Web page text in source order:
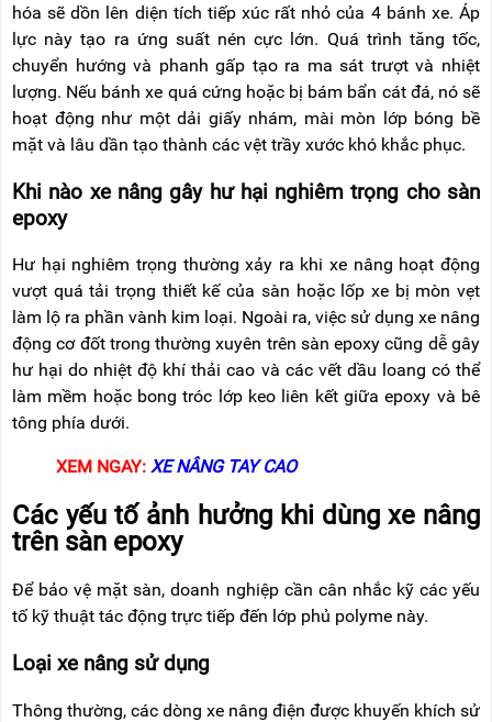
hóa sẽ dồn lên diện tích tiếp xúc rất nhỏ của 4 bánh xe. Áp
lực này tạo ra ứng suất nén cực lớn. Quá trình tăng tốc,
chuyển hướng và phanh gấp tạo ra ma sát trượt và nhiệt
lượng. Nếu bánh xe quá cứng hoặc bị bám bẩn cát đá, nó sẽ
hoạt động như một dải giấy nhám, mài mòn lớp bóng bề
mặt và lâu dần tạo thành các vệt trầy xước khó khắc phục.
Khi nào xe nâng gây hư hại nghiêm trọng cho sàn
epoxy
Hư hại nghiêm trọng thường xảy ra khi xe nâng hoạt động
vượt quá tải trọng thiết kế của sàn hoặc lốp xe bị mòn vẹt
làm lộ ra phần vành kim loại. Ngoài ra, việc sử dụng xe nâng
động cơ đốt trong thường xuyên trên sàn epoxy cũng dễ gây
hư hại do nhiệt độ khí thải cao và các vết dầu loang có thể
làm mềm hoặc bong tróc lớp keo liên kết giữa epoxy và bê
tông phía dưới.
XEM NGAY: XE NÂNG TAY CAO
Các yếu tố ảnh hưởng khi dùng xe nâng
trên sàn epoxy
Để bảo vệ mặt sàn, doanh nghiệp cần cân nhắc kỹ các yếu
tố kỹ thuật tác động trực tiếp đến lớp phủ polyme này.
Loại xe nâng sử dụng
Thông thường, các dòng xe nâng điện được khuyến khích sử